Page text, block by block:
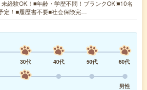
経験OK！■年齢・学歴不問！ブランクOK!■10名
定！■履歴書不要■社会保険完…
30代 40代 50代
60代
男性